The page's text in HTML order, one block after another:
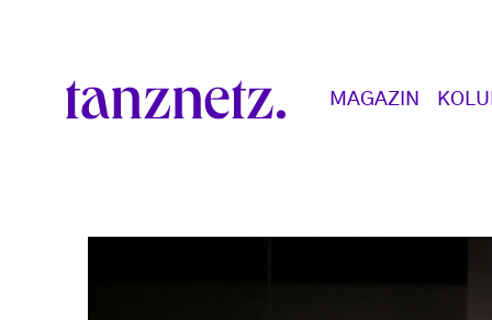
Main navigation
MAGAZIN